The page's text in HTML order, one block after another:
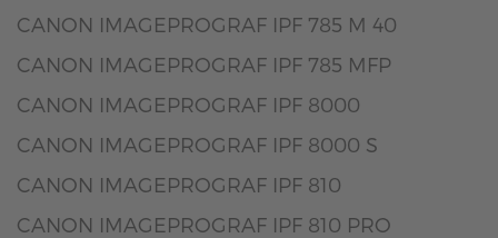
CANON IMAGEPROGRAF IPF 785 M 40
CANON IMAGEPROGRAF IPF 785 MFP
CANON IMAGEPROGRAF IPF 8000
CANON IMAGEPROGRAF IPF 8000 S
CANON IMAGEPROGRAF IPF 810
CANON IMAGEPROGRAF IPF 810 PRO